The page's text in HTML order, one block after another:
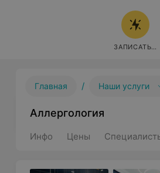
Главная / Наши услуги
Аллергология
Инфо Цены